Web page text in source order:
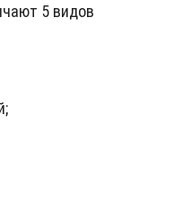
5 видов